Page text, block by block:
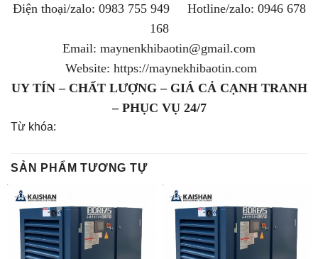
Điện thoại/zalo: 0983 755 949 Hotline/zalo: 0946 678
168
Email: maynenkhibaotin@gmail.com
Website: https://maynekhibaotin.com
UY TÍN – CHẤT LƯỢNG – GIÁ CẢ CẠNH TRANH
– PHỤC VỤ 24/7
Từ khóa:
SẢN PHẨM TƯƠNG TỰ